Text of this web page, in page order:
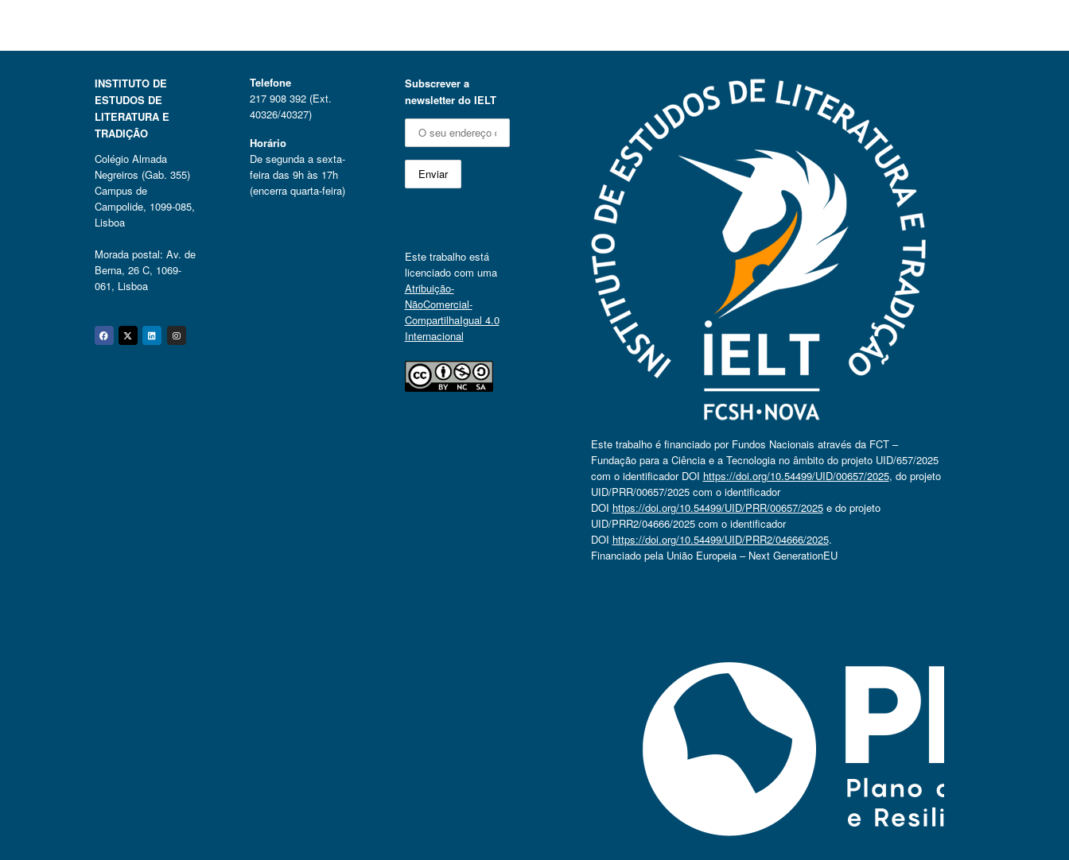
INSTITUTO DE
ESTUDOS DE
LITERATURA E
TRADIÇÃO
Colégio Almada
Negreiros (Gab. 355)
Campus de
Campolide, 1099-085,
Lisboa
Morada postal: Av. de
Berna, 26 C, 1069-
061, Lisboa
Facebook
Twitter
Linkedin
Instagram
Telefone
217 908 392 (Ext.
40326/40327)
Horário
De segunda a sexta-
feira das 9h às 17h
(encerra quarta-feira)
Subscrever a
newsletter do IELT
Este trabalho está
licenciado com uma
Atribuição-
NãoComercial-
CompartilhaIgual 4.0
Internacional
Este trabalho é financiado por Fundos Nacionais através da FCT –
Fundação para a Ciência e a Tecnologia no âmbito do projeto UID/657/2025
com o identificador DOI https://doi.org/10.54499/UID/00657/2025, do projeto
UID/PRR/00657/2025 com o identificador
DOI https://doi.org/10.54499/UID/PRR/00657/2025e do projeto
UID/PRR2/04666/2025 com o identificador
DOI https://doi.org/10.54499/UID/PRR2/04666/2025.
Financiado pela União Europeia – Next GenerationEU